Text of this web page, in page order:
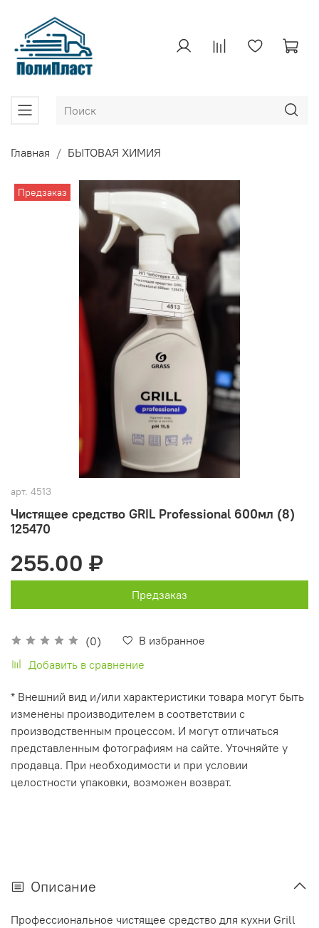
Главная БЫТОВАЯ ХИМИЯ
Предзаказ
арт. 4513
Чистящее средство GRIL Professional 600мл (8)
125470
(0)
В избранное
Добавить в сравнение
255.00 ₽
Предзаказ
* Внешний вид и/или характеристики товара могут быть
изменены производителем в соответствии с
производственным процессом. И могут отличаться
представленным фотографиям на сайте. Уточняйте у
продавца. При необходимости и при условии
целостности упаковки, возможен возврат.
Описание
Профессиональное чистящее средство для кухни Grill